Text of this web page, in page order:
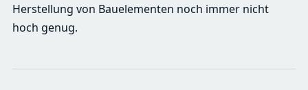
Herstellung von Bauelementen noch immer nicht
hoch genug.